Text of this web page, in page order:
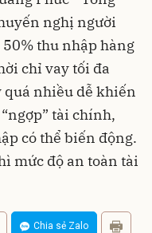
nghị người
thu nhập hàng
chỉ vay tối đa
quá nhiều dễ khiến
tài chính,
có thể biến động.
mức độ an toàn tài
Chia sẻ Zalo